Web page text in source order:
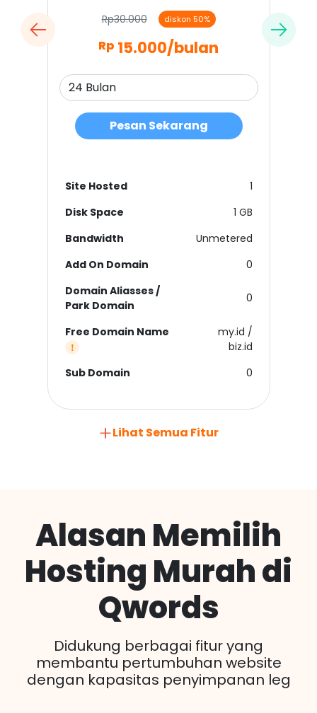
Rp30.000 diskon 50%
Rp 15.000/bulan
Pesan Sekarang
Site Hosted
1
Disk Space
1 GB
Bandwidth
Unmetered
Add On Domain
0
Domain Aliasses /
Park Domain
0
Free Domain Name
my.id /
biz.id
Sub Domain
0
Lihat Semua Fitur
Alasan Memilih
Hosting Murah di
Qwords
Didukung berbagai fitur yang
membantu pertumbuhan website
dengan kapasitas penyimpanan leg